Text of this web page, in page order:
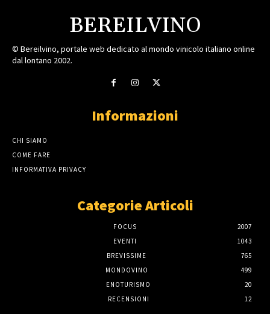
BEREILVINO
© Bereilvino, portale web dedicato al mondo vinicolo italiano online
dal lontano 2002.
Informazioni
CHI SIAMO
COME FARE
INFORMATIVA PRIVACY
Categorie Articoli
FOCUS
2007
EVENTI
1043
BREVISSIME
765
MONDOVINO
499
ENOTURISMO
20
RECENSIONI
12